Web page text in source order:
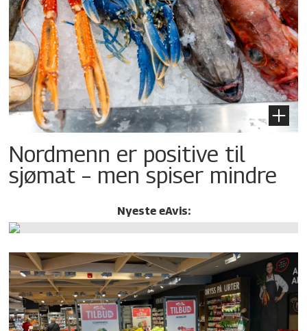
Nordmenn er positive til
sjømat – men spiser mindre
Nyeste eAvis: